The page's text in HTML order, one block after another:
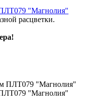
ПЛТ079 "Магнолия"
расцветки.
ПЛТ079 "Магнолия"